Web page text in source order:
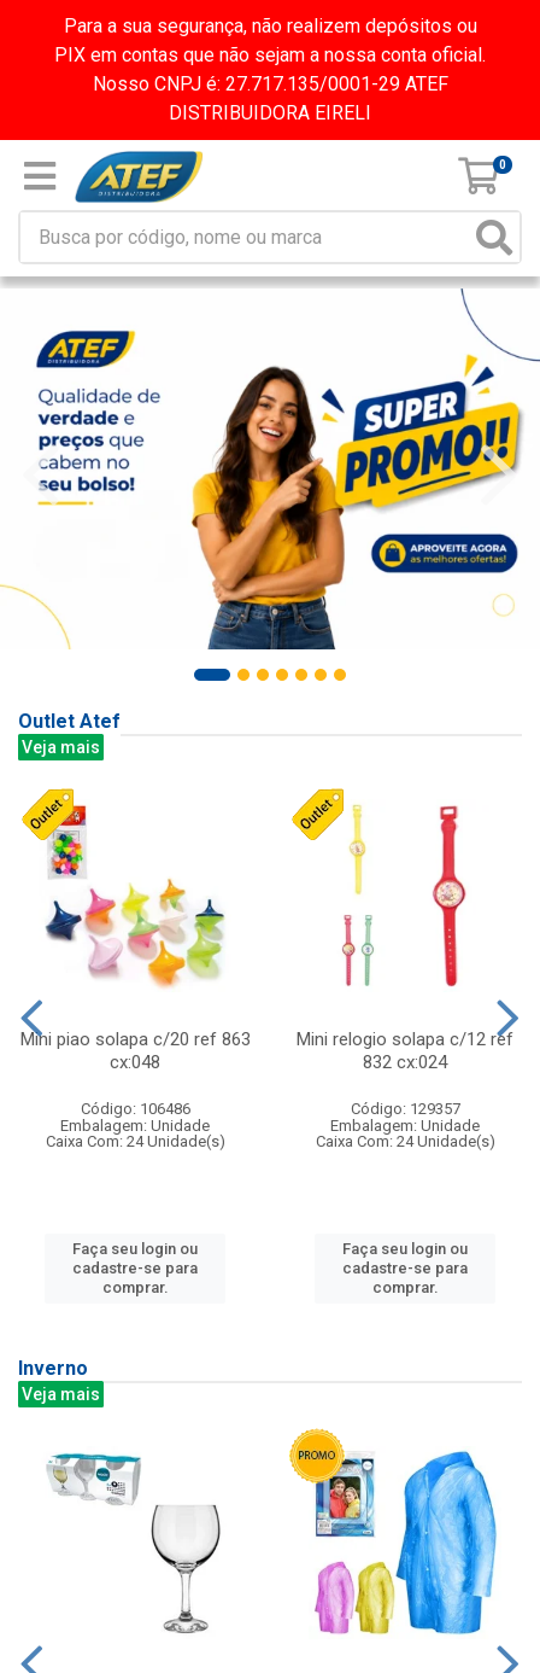
Para a sua segurança, não realizem depósitos ou
PIX em contas que não sejam a nossa conta oficial.
Nosso CNPJ é: 27.717.135/0001-29 ATEF
DISTRIBUIDORA EIRELI
0
Outlet Atef
Veja mais
Mini piao solapa c/20 ref 863
cx:048
Código: 106486
Embalagem: Unidade
Caixa Com: 24 Unidade(s)
Faça seu login ou
cadastre-se para
comprar.
Mini relogio solapa c/12 ref
832 cx:024
Código: 129357
Embalagem: Unidade
Caixa Com: 24 Unidade(s)
Faça seu login ou
cadastre-se para
comprar.
Inverno
Veja mais